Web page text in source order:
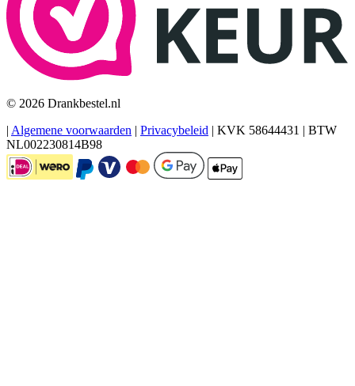
© 2026 Drankbestel.nl
| Algemene voorwaarden | Privacybeleid | KVK 58644431 | BTW
NL002230814B98